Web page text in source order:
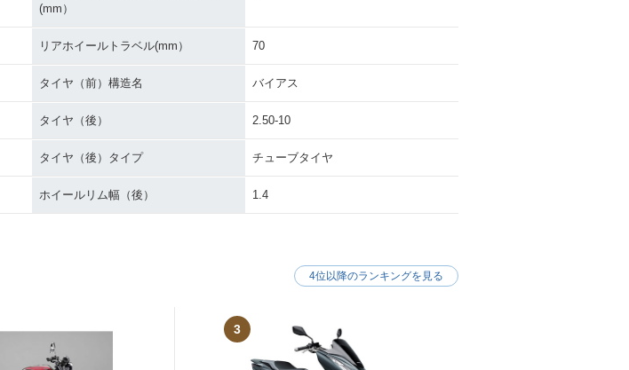
(mm）
リアホイールトラベル(mm） 70
タイヤ（前）構造名 バイアス
タイヤ（後） 2.50-10
タイヤ（後）タイプ チューブタイヤ
ホイールリム幅（後） 1.4
3
4位以降のランキングを見る